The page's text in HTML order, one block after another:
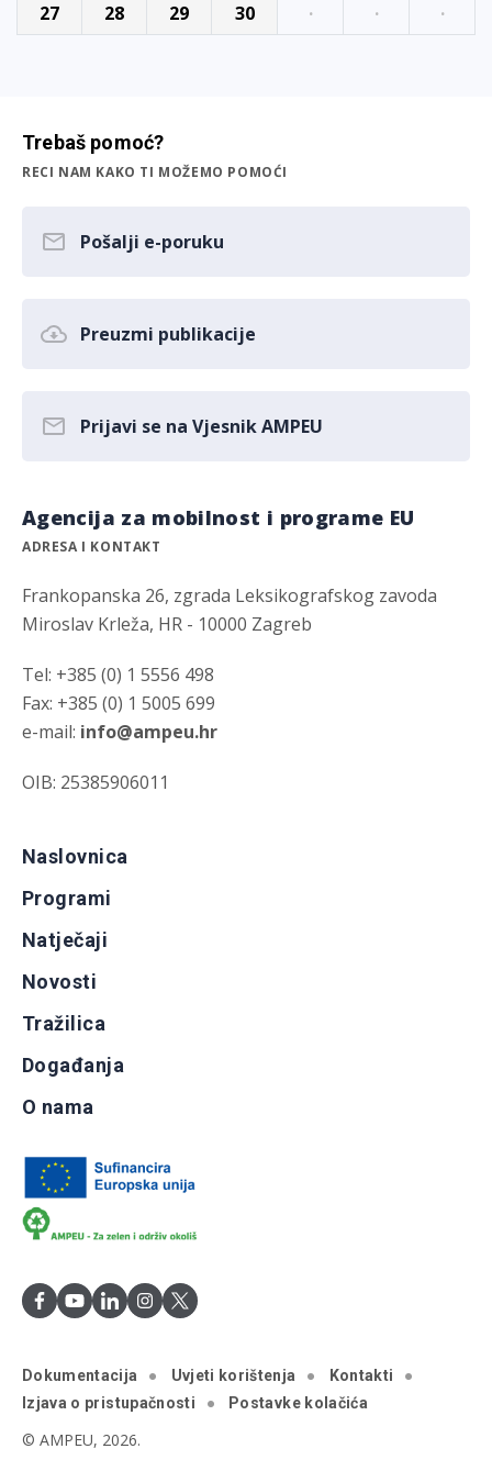
27
28 29 30 · · ·
Trebaš pomoć?
RECI NAM KAKO TI MOŽEMO POMOĆI
Pošalji e-poruku
Preuzmi publikacije
Prijavi se na Vjesnik AMPEU
Agencija za mobilnost i programe EU
ADRESA I KONTAKT
Frankopanska 26, zgrada Leksikografskog zavoda
Miroslav Krleža, HR - 10000 Zagreb
Tel: +385 (0) 1 5556 498
Fax: +385 (0) 1 5005 699
e-mail: info@ampeu.hr
OIB: 25385906011
Naslovnica
Programi
Natječaji
Novosti
Tražilica
Događanja
O nama
Dokumentacija Uvjeti korištenja
Kontakti
Izjava o pristupačnosti
Postavke kolačića
© AMPEU, 2026.